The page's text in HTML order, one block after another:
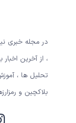
در مجله خبری
، از آخرین اخبار
تحلیل ها ،
بلاکچین و